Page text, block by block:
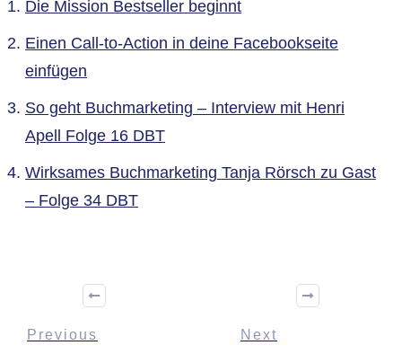
Die Mission Bestseller beginnt
Einen Call-to-Action in deine Facebookseite
einfügen
So geht Buchmarketing – Interview mit Henri
Apell Folge 16 DBT
Wirksames Buchmarketing Tanja Rörsch zu Gast
– Folge 34 DBT
Previous Next